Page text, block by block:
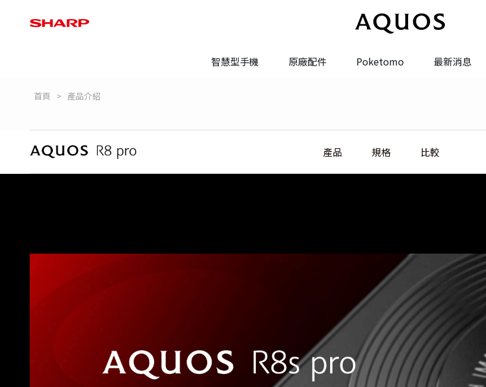
智慧型手機 原廠配件 Poketomo 最新消息
登錄保固 系統更新
常見問題 維修服務
首頁 產品介紹
產品 規格 比較